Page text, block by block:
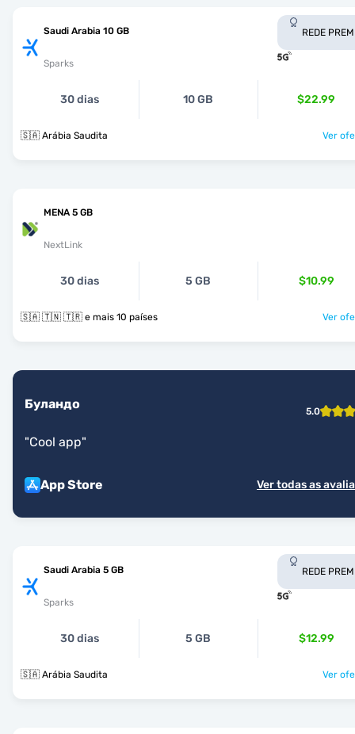
Saudi Arabia 10 GB
Sparks
REDE
30 dias 10 GB $22.99
🇸🇦 Arábia Saudita Ver
MENA 5 GB
NextLink
30 dias 5 GB $10.99
🇸🇦 🇹🇳 🇹🇷 e mais 10 países Ver
Буландо 5.0
"Cool app"
App Store Ver todas as
Saudi Arabia 5 GB
Sparks
REDE
30 dias 5 GB $12.99
🇸🇦 Arábia Saudita Ver